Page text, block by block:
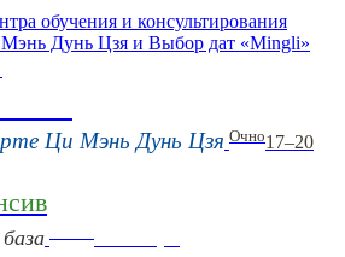
обучения и консультирования
Дунь Цзя и Выбор дат «Mingli»
Ци Мэнь Дунь Цзя Очно17–20